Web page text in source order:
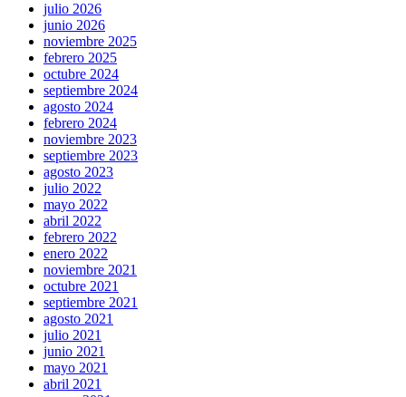
julio 2026
junio 2026
noviembre 2025
febrero 2025
octubre 2024
septiembre 2024
agosto 2024
febrero 2024
noviembre 2023
septiembre 2023
agosto 2023
julio 2022
mayo 2022
abril 2022
febrero 2022
enero 2022
noviembre 2021
octubre 2021
septiembre 2021
agosto 2021
julio 2021
junio 2021
mayo 2021
abril 2021